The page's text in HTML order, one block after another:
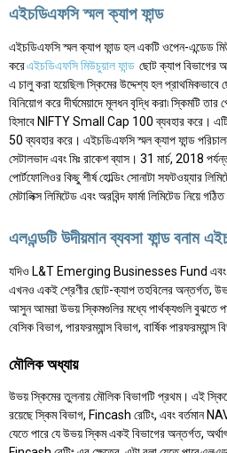
এইচডিএফসি স্মল ক্যাপ ফান্ড
এইচডিএফসি স্মল ক্যাপ ফান্ড হল একটি ওপেন-এন্ডেড
করেএইচডিএফসি মিউচুয়াল ফান্ড ছোট ক্যাপ বিভাগের
এ চালু করা হয়েছিল৷ স্কিমের উদ্দেশ্য হল
বিনিয়োগ করে দীর্ঘমেয়াদে মূলধন বৃদ্ধি করা৷ স্কিমটি
হিসাবে NIFTY Small Cap 100 ব্যবহার করে।
50 ব্যবহার করে। এইচডিএফসি স্মল ক্যাপ ফান্ড
সেটালভাদ এবং মিঃ রাকেশ ব্যাস। 31 মার্চ, 2018
পোর্টফোলিওর কিছু শীর্ষ হোল্ডিং সোনাটা সফটওয়্যার
মেটালিক্স লিমিটেড এবং অরবিন্দ ফার্মা লিমিটেড নিয়ে
এলএন্ডটি উদীয়মান ব্যবসা ফান্ড বনাম
যদিও L&T Emerging Businesses Fund
এখনও একই শ্রেণীর ছোট-ক্যাপ তহবিলের অন্তর্গত,
আসুন আমরা উভয় স্কিমগুলির মধ্যে পার্থক্যগুলি বুঝতে
বেসিক বিভাগ, পারফরম্যান্স বিভাগ, বার্ষিক
মৌলিক অধ্যায়
উভয় স্কিমের তুলনায় মৌলিক বিভাগটি প্রথম। এই
রয়েছে স্কিম বিভাগ, Fincash রেটিং, এবং বর্তমান
যেতে পারে যে উভয় স্কিম একই বিভাগের অন্তর্গত,